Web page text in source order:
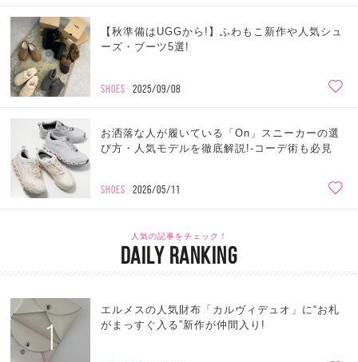
【秋準備はUGGから!】ふわもこ新作や人気シュ
ーズ・ブーツ5選!
SHOES 2025/09/08
お洒落な人が履いている「On」スニーカーの選
び方・人気モデルを徹底解説!-コーデ術も必見
SHOES 2026/05/11
人気の記事をチェック！
DAILY RANKING
1
エルメスの人気財布「カルヴィデュオ」に“お札
がまっすぐ入る”新作が仲間入り!